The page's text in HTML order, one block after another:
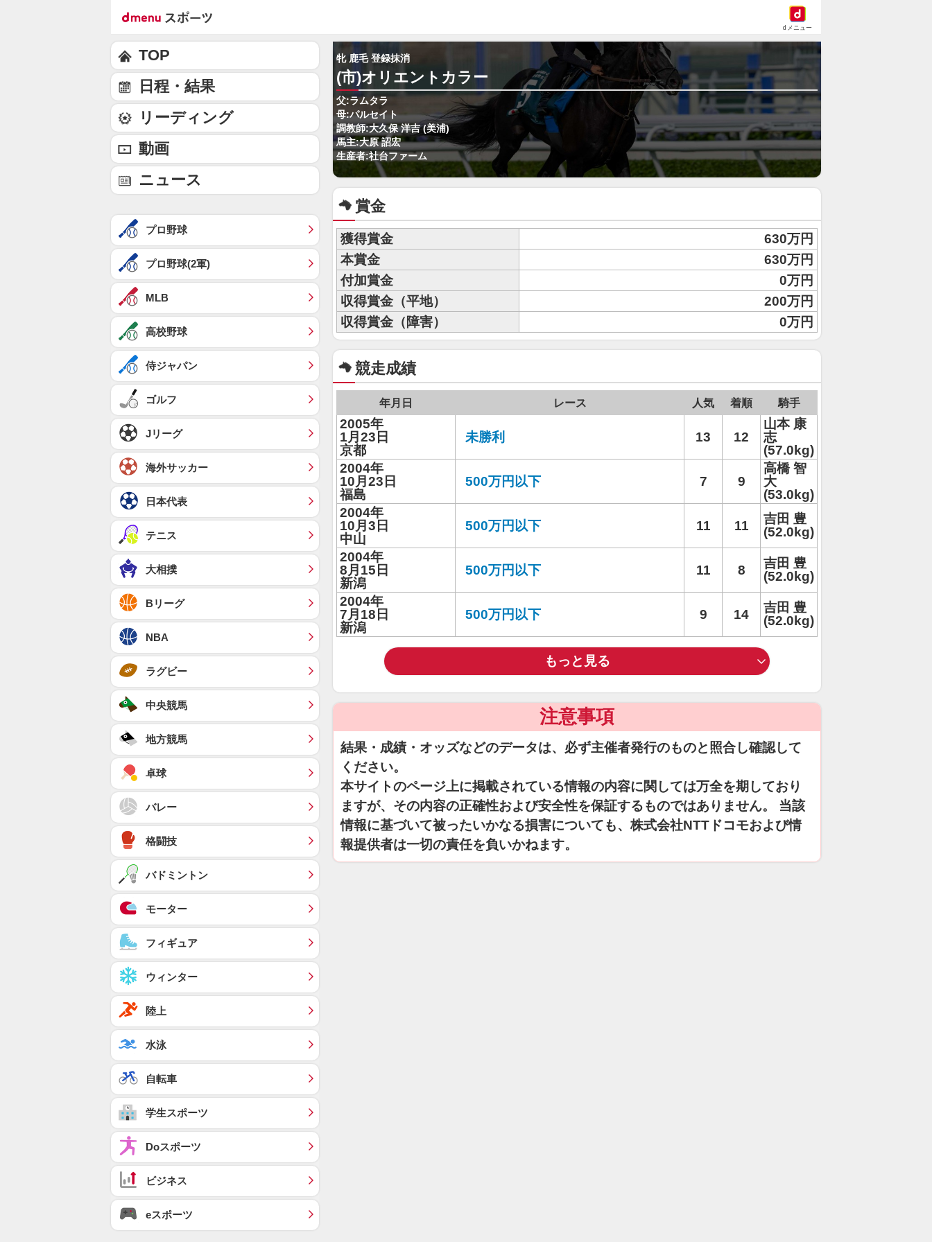
dメニュー
牝 鹿毛 登録抹消
(市)オリエントカラー
父:ラムタラ
母:パルセイト
調教師:大久保 洋吉 (美浦)
馬主:大原 詔宏
生産者:社台ファーム
賞金
獲得賞金
630万円
本賞金
630万円
付加賞金
0万円
収得賞金（平地）
200万円
収得賞金（障害）
0万円
競走成績
年月日 レース 人気 着順 騎手
2005年
1月23日
京都
未勝利 13 12
山本 康
志
(57.0kg)
2004年
10月23日
福島
500万円以下 7 9
高橋 智
大
(53.0kg)
2004年
10月3日
中山
500万円以下 11 11
吉田 豊
(52.0kg)
2004年
8月15日
新潟
500万円以下 11 8
吉田 豊
(52.0kg)
2004年
7月18日
新潟
500万円以下 9 14
吉田 豊
(52.0kg)
もっと見る
注意事項
結果・成績・オッズなどのデータは、必ず主催者発行のものと照合し確認して
ください。
本サイトのページ上に掲載されている情報の内容に関しては万全を期しており
ますが、その内容の正確性および安全性を保証するものではありません。 当該
情報に基づいて被ったいかなる損害についても、株式会社NTTドコモおよび情
報提供者は一切の責任を負いかねます。
TOP
日程・結果
リーディング
動画
ニュース
プロ野球
プロ野球(2軍)
MLB
高校野球
侍ジャパン
ゴルフ
Jリーグ
海外サッカー
日本代表
テニス
大相撲
Bリーグ
NBA
ラグビー
中央競馬
地方競馬
卓球
バレー
格闘技
バドミントン
モーター
フィギュア
ウィンター
陸上
水泳
自転車
学生スポーツ
Doスポーツ
ビジネス
eスポーツ